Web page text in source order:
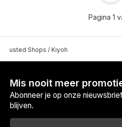
Pagina 1
Shops / Kiyoh
Mis nooit meer
Abonneer je op onze
blijven.